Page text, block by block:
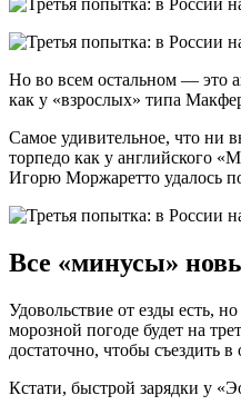
Но во всем остальном — это
как у «взрослых» типа
Самое удивительное, что ни
торпедо как у английского
Игорю Моржаретто удалось
Все «минусы»
Удовольствие от езды есть,
морозной погоде будет на
достаточно, чтобы съездить
Кстати, быстрой зарядки у